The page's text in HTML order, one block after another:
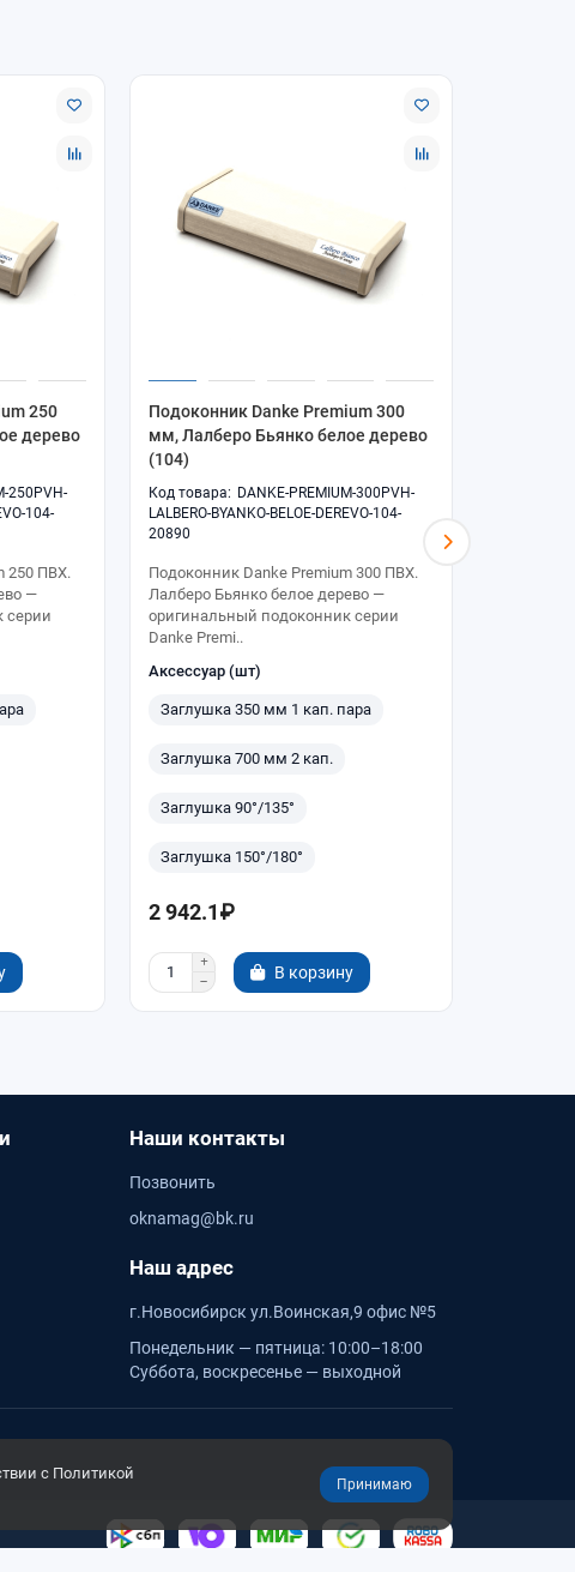
250
дерево
250PVH-
104-
250 ПВХ.
—
серии
Подоконник Danke Premium 300
мм, Лалберо Бьянко белое дерево
(104)
DANKE-PREMIUM-300PVH-
LALBERO-BYANKO-BELOE-DEREVO-104-
20890
Подоконник Danke Premium 300 ПВХ.
Лалберо Бьянко белое дерево —
оригинальный подоконник серии
Danke Premi..
Аксессуар (шт)
Заглушка 350 мм 1 кап. пара
Заглушка 700 мм 2 кап.
Заглушка 90°/135°
Заглушка 150°/180°
2 942.1₽
В корзину
с Политикой
Принимаю
Наши контакты
Позвонить
oknamag@bk.ru
Наш адрес
г.Новосибирск ул.Воинская,9 офис №5
Понедельник — пятница: 10:00–18:00
Суббота, воскресенье — выходной